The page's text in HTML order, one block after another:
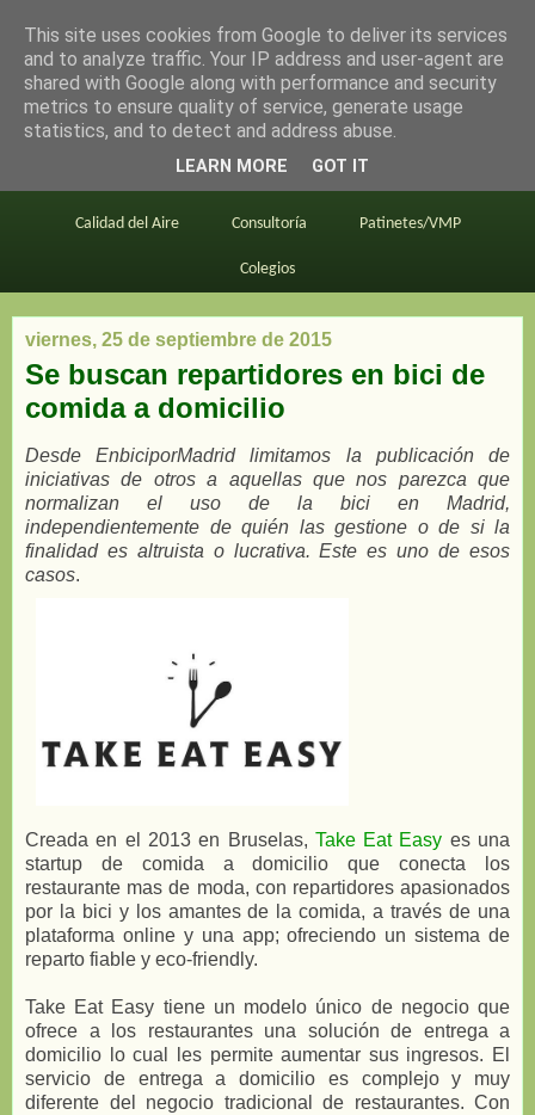
en bici por madrid
Este blog BiciMAD Primeros consejos
Calidad del Aire Consultoría Patinetes/VMP
Colegios
viernes, 25 de septiembre de 2015
Se buscan repartidores en bici de
comida a domicilio
Desde EnbiciporMadrid limitamos la publicación de
iniciativas de otros a aquellas que nos parezca que
normalizan el uso de la bici en Madrid,
independientemente de quién las gestione o de si la
finalidad es altruista o lucrativa. Este es uno de esos
casos.
Creada en el 2013 en Bruselas, Take Eat Easy es una
startup de comida a domicilio que conecta los
restaurante mas de moda, con repartidores apasionados
por la bici y los amantes de la comida, a través de una
plataforma online y una app; ofreciendo un sistema de
reparto fiable y eco-friendly.
Take Eat Easy tiene un modelo único de negocio que
ofrece a los restaurantes una solución de entrega a
domicilio lo cual les permite aumentar sus ingresos. El
servicio de entrega a domicilio es complejo y muy
diferente del negocio tradicional de restaurantes. Con
This site uses cookies from Google to deliver its services
and to analyze traffic. Your IP address and user-agent are
shared with Google along with performance and security
metrics to ensure quality of service, generate usage
statistics, and to detect and address abuse.
LEARN MORE GOT IT